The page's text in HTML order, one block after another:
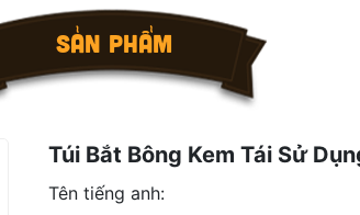
SẢN PHẨM
Túi Bắt Bông Kem Tái Sử
Tên tiếng anh: